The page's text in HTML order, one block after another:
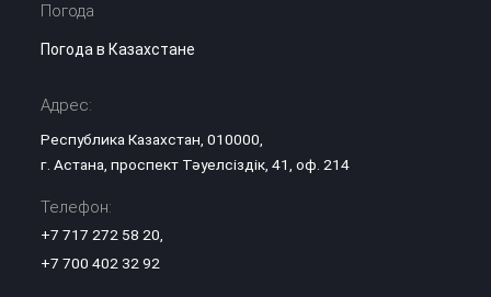
Погода
Погода в Казахстане
Адрес:
Республика Казахстан, 010000,
г. Астана, проспект Тәуелсіздік, 41, оф. 214
Телефон:
+7 717 272 58 20,
+7 700 402 32 92